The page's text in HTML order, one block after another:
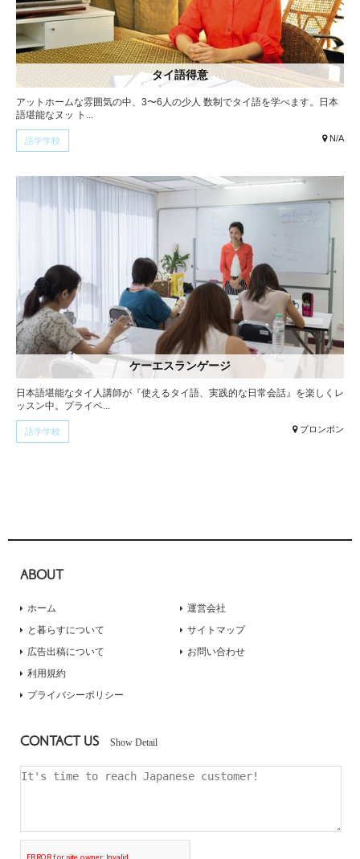
タイ語得意
アットホームな雰囲気の中、3〜6人の少人 数制でタイ語を学べます。日本
語堪能なヌッ ト...
N/A
語学学校
ケーエスランゲージ
日本語堪能なタイ人講師が『使えるタイ語、実践的な日常会話』を楽しくレ
ッスン中。プライベ...
プロンポン
語学学校
ABOUT
ホーム
と暮らすについて
広告出稿について
運営会社
サイトマップ
お問い合わせ
利用規約
プライバシーポリシー
CONTACT US Show Detail